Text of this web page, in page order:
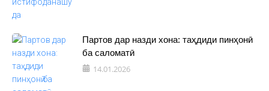
Партов дар назди хона: таҳдиди пинҳонӣ
ба саломатӣ
14.01.2026